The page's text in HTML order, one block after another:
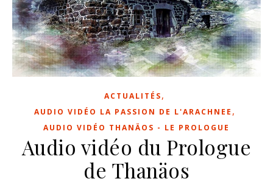
ACTUALITÉS,
AUDIO VIDÉO LA PASSION DE L'ARACHNEE ,
AUDIO VIDÉO THANÄOS - LE PROLOGUE
Audio vidéo du Prologue
de Thanäos